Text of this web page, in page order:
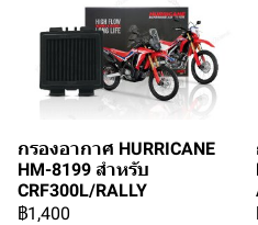
กรองอากาศ HURRICANE
HM-8199 สำหรับ
CRF300L/RALLY
฿1,400